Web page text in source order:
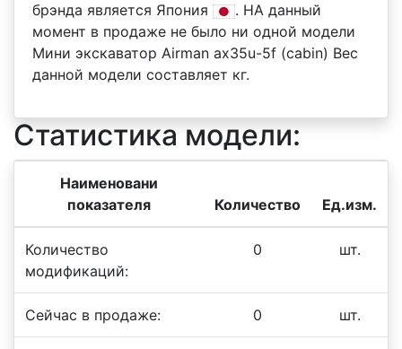
брэнда является Япония
. НА данный
момент в продаже не было ни одной модели
Мини экскаватор Airman ax35u-5f (cabin) Вес
данной модели составляет кг.
Статистика модели:
Наименовани
показателя
Количество Ед.изм.
Количество
модификаций:
0 шт.
Сейчас в продаже: 0 шт.